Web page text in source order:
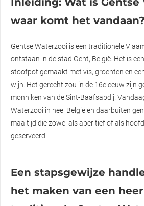
waar komt het vandaan?
Gentse Waterzooi is een traditionele
ontstaan in de stad Gent, België. Het is
stoofpot gemaakt met vis, groenten en
wijn. Het gerecht zou in de 16e eeuw zijn
monniken van de Sint-Baafsabdij.
Waterzooi in heel België en daarbuiten
maaltijd die zowel als aperitief of als
geserveerd.
Een stapsgewijze
het maken van een